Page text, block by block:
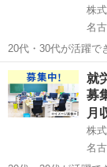
名
20代・30代が活躍できる！/定年65
ンジプラットフォーム サニース
市天白区 【アクセス】 平針駅から徒歩4分 平針駅/原(愛知)駅/赤池(愛
知)...
愛知 名古屋市
就
募
月
株
名